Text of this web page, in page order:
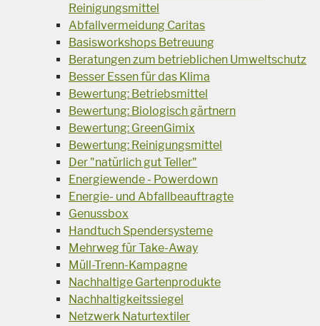
Reinigungsmittel
Abfallvermeidung Caritas
Basisworkshops Betreuung
Beratungen zum betrieblichen Umweltschutz
Besser Essen für das Klima
Bewertung: Betriebsmittel
Bewertung: Biologisch gärtnern
Bewertung: GreenGimix
Bewertung: Reinigungsmittel
Der "natürlich gut Teller"
Energiewende - Powerdown
Energie- und Abfallbeauftragte
Genussbox
Handtuch Spendersysteme
Mehrweg für Take-Away
Müll-Trenn-Kampagne
Nachhaltige Gartenprodukte
Nachhaltigkeitssiegel
Netzwerk Naturtextiler